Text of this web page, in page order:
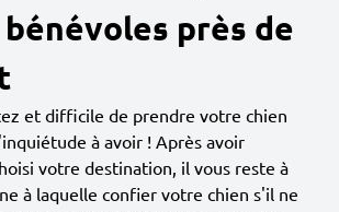
près de
et difficile de prendre votre chien
à avoir ! Après avoir
votre destination, il vous reste à
à laquelle confier votre chien s'il ne